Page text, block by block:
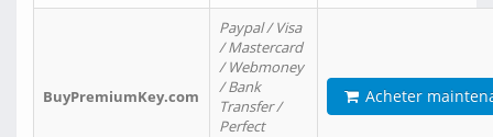
BuyPremiumKey.com
Paypal / Visa
/ Mastercard
/ Webmoney
/ Bank
Transfer /
Perfect
Acheter